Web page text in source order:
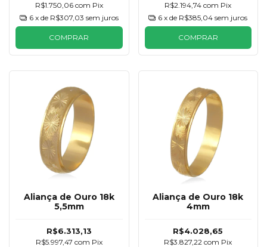
R$1.750,06 com Pix
6 x de R$307,03 sem juros
COMPRAR
R$2.194,74com Pix
6 x de R$385,04 sem juros
COMPRAR
Aliança de Ouro 18k
5,5mm
R$6.313,13
R$5.997,47 com Pix
Aliança de Ouro 18k
4mm
R$4.028,65
R$3.827,22com Pix